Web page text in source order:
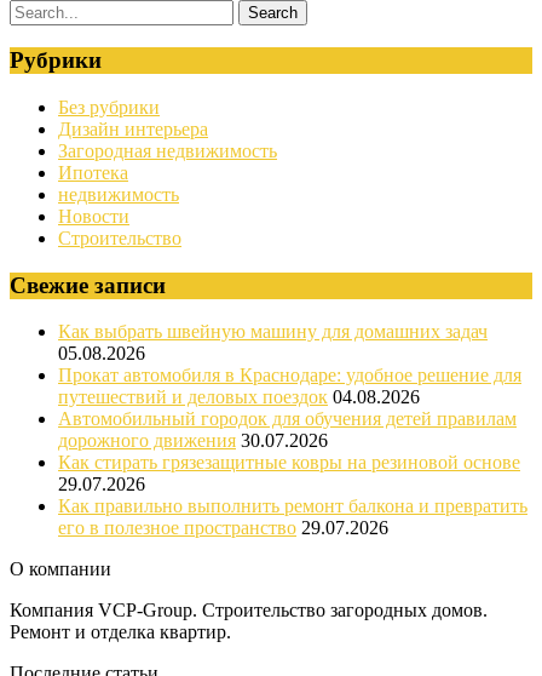
Рубрики
Без рубрики
Дизайн интерьера
Загородная недвижимость
Ипотека
недвижимость
Новости
Строительство
Свежие записи
Как выбрать швейную машину для домашних задач
05.08.2026
Прокат автомобиля в Краснодаре: удобное решение для
путешествий и деловых поездок 04.08.2026
Автомобильный городок для обучения детей правилам
дорожного движения 30.07.2026
Как стирать грязезащитные ковры на резиновой основе
29.07.2026
Как правильно выполнить ремонт балкона и превратить
его в полезное пространство 29.07.2026
О компании
Компания VCP-Group. Строительство загородных домов.
Ремонт и отделка квартир.